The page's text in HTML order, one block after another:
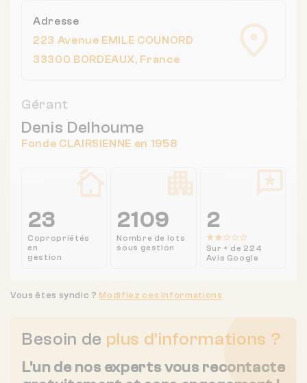
Adresse
223 Avenue EMILE COUNORD
33300 BORDEAUX, France
Gérant
Denis Delhoume
Fonde CLAIRSIENNE en 1958
23
Copropriétés
en
gestion
2109
Nombre de lots
sous gestion
2
Sur + de 224
Avis Google
Besoin de plus d'informations ?
L'un de nos experts vous recontacte
Vous êtes syndic ? Modifiez ces informations